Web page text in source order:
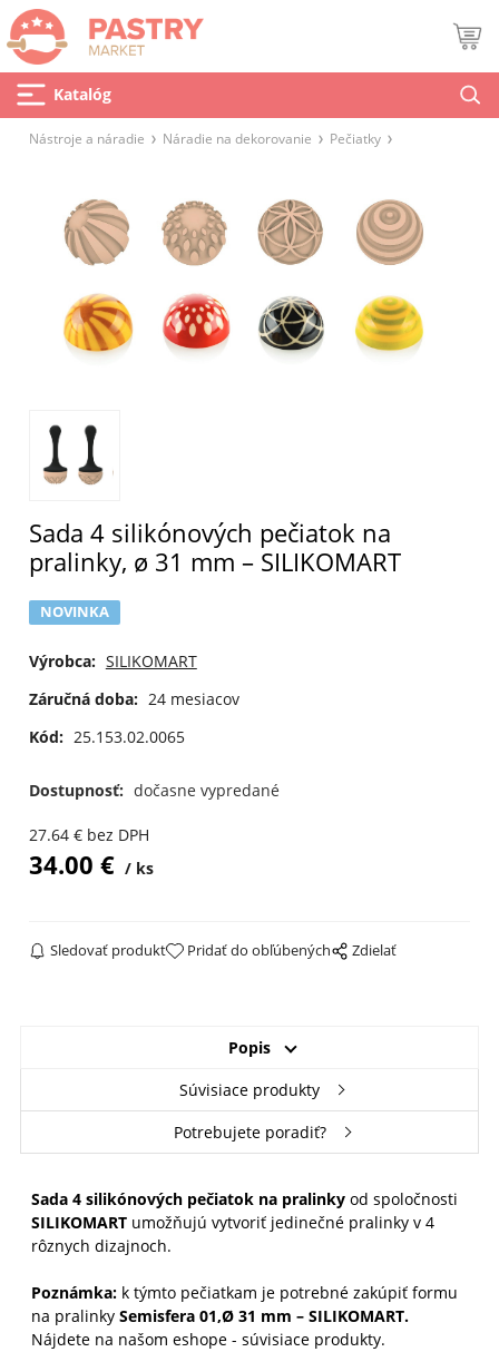
Katalóg
Nástroje a náradie Náradie na dekorovanie Pečiatky
Sada 4 silikónových pečiatok na
pralinky, ø 31 mm – SILIKOMART
NOVINKA
Výrobca: SILIKOMART
Záručná doba: 24 mesiacov
Kód: 25.153.02.0065
Dostupnosť: dočasne vypredané
27.64€ bez DPH
34.00 € ks
Sledovať produkt Pridať do obľúbených Zdielať
Popis
Súvisiace produkty
Potrebujete poradiť?
Sada 4 silikónových pečiatok na pralinkyod spoločnosti
SILIKOMART umožňujú vytvoriť jedinečné pralinky v 4
rôznych dizajnoch.
Poznámka:k týmto pečiatkam je potrebné zakúpiť formu
na pralinky Semisfera 01,Ø 31 mm – SILIKOMART.
Nájdete na našom eshope - súvisiace produkty.